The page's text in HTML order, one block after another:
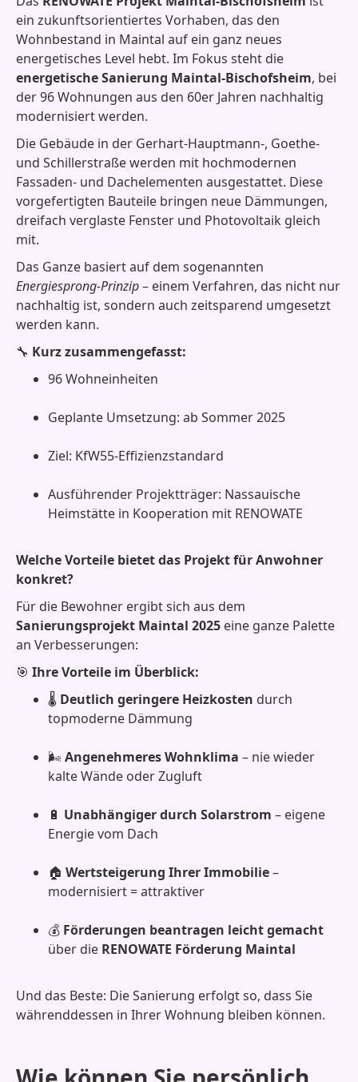
ein zukunftsorientiertes Vorhaben, das den
Wohnbestand in Maintal auf ein ganz neues
energetisches Level hebt. Im Fokus steht die
energetische Sanierung Maintal-Bischofsheim, bei
der 96 Wohnungen aus den 60er Jahren nachhaltig
modernisiert werden.
Die Gebäude in der Gerhart-Hauptmann-, Goethe-
und Schillerstraße werden mit hochmodernen
Fassaden- und Dachelementen ausgestattet. Diese
vorgefertigten Bauteile bringen neue Dämmungen,
dreifach verglaste Fenster und Photovoltaik gleich
mit.
Das Ganze basiert auf dem sogenannten
Energiesprong-Prinzip– einem Verfahren, das nicht nur
nachhaltig ist, sondern auch zeitsparend umgesetzt
werden kann.
🔧 Kurz zusammengefasst:
96 Wohneinheiten
Geplante Umsetzung: ab Sommer 2025
Ziel: KfW55-Effizienzstandard
Ausführender Projektträger: Nassauische
Heimstätte in Kooperation mit RENOWATE
Welche Vorteile bietet das Projekt für Anwohner
konkret?
Für die Bewohner ergibt sich aus dem
Sanierungsprojekt Maintal 2025 eine ganze Palette
an Verbesserungen:
🎯 Ihre Vorteile im Überblick:
🌡️ Deutlich geringere Heizkosten durch
topmoderne Dämmung
🌬️Angenehmeres Wohnklima – nie wieder
kalte Wände oder Zugluft
🔋 Unabhängiger durch Solarstrom – eigene
Energie vom Dach
🏠 Wertsteigerung Ihrer Immobilie–
modernisiert = attraktiver
💰 Förderungen beantragen leicht gemacht
über die RENOWATE Förderung Maintal
Und das Beste: Die Sanierung erfolgt so, dass Sie
währenddessen in Ihrer Wohnung bleiben können.